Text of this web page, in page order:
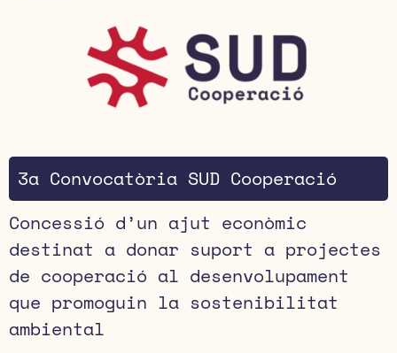
3a Convocatòria SUD Cooperació
Concessió d’un ajut econòmic
destinat a donar suport a projectes
de cooperació al desenvolupament
que promoguin la sostenibilitat
ambiental